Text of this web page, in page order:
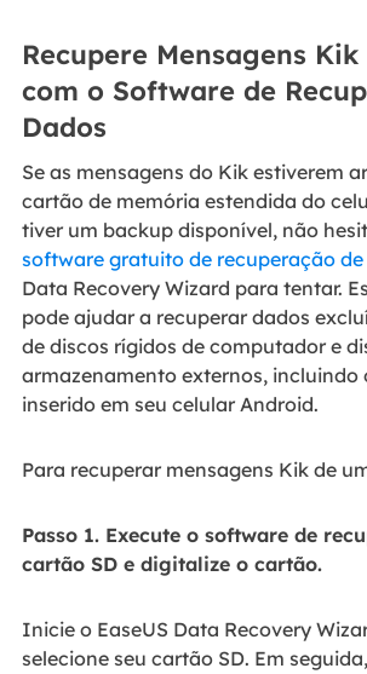
Recupere Mensagens Kik
com o Software de
Dados
Se as mensagens do Kik estiverem
cartão de memória estendida do
tiver um backup disponível, não
software gratuito de recuperação de
Data Recovery Wizard para tentar.
pode ajudar a recuperar dados
de discos rígidos de computador e
armazenamento externos, incluindo
inserido em seu celular Android.
Para recuperar mensagens Kik de
Passo 1. Execute o software de
cartão SD e digitalize o cartão.
Inicie o EaseUS Data Recovery
selecione seu cartão SD. Em